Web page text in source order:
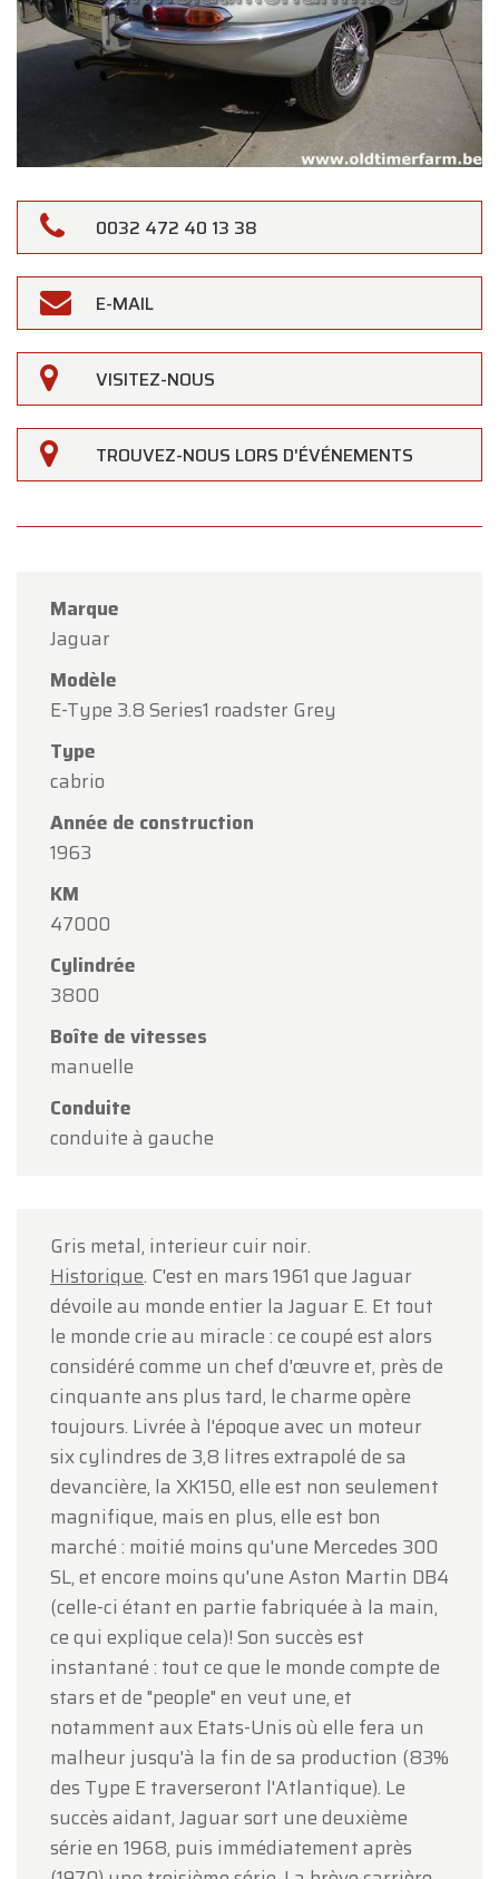
0032 472 40 13 38
E-MAIL
VISITEZ-NOUS
TROUVEZ-NOUS LORS D'ÉVÉNEMENTS
Marque
Jaguar
Modèle
E-Type 3.8 Series1 roadster Grey
Type
cabrio
Année de construction
1963
KM
47000
Cylindrée
3800
Boîte de vitesses
manuelle
Conduite
conduite à gauche
Gris metal, interieur cuir noir.
Historique. C'est en mars 1961 que Jaguar
dévoile au monde entier la Jaguar E. Et tout
le monde crie au miracle : ce coupé est alors
considéré comme un chef d'œuvre et, près de
cinquante ans plus tard, le charme opère
toujours. Livrée à l'époque avec un moteur
six cylindres de 3,8 litres extrapolé de sa
devancière, la XK150, elle est non seulement
magnifique, mais en plus, elle est bon
marché : moitié moins qu'une Mercedes 300
SL, et encore moins qu'une Aston Martin DB4
(celle-ci étant en partie fabriquée à la main,
ce qui explique cela)! Son succès est
instantané : tout ce que le monde compte de
stars et de "people" en veut une, et
notamment aux Etats-Unis où elle fera un
malheur jusqu'à la fin de sa production (83%
des Type E traverseront l'Atlantique). Le
succès aidant, Jaguar sort une deuxième
série en 1968, puis immédiatement après
Oldtimerfarm
Chers clients,
Oldtimerfarm sera
Notre showroom sera
horaires habituels.
uniquement sur rendez-vous
L'équipe Oldtimerfarm